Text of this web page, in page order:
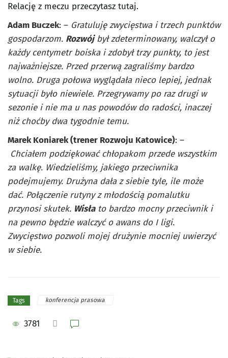
Relację z meczu przeczytasz tutaj.
Adam Buczek: – Gratuluję zwycięstwa i trzech punktów
gospodarzom. Rozwójbył zdeterminowany, walczył o
każdy centymetr boiska i zdobył trzy punkty, to jest
najważniejsze. Przed przerwą zagraliśmy bardzo
wolno. Druga połowa wyglądała nieco lepiej, jednak
sytuacji było niewiele. Przegrywamy po raz drugi w
sezonie i nie ma u nas powodów do radości, inaczej
niż choćby dwa tygodnie temu.
Marek Koniarek (trener Rozwoju Katowice): –
Chciałem podziękować chłopakom przede wszystkim
za walkę. Wiedzieliśmy, jakiego przeciwnika
podejmujemy. Drużyna dała z siebie tyle, ile może
dać. Połączenie rutyny z młodością pomalutku
przynosi skutek. Wisłato bardzo mocny przeciwnik i
na pewno będzie walczyć o awans do I ligi.
Zwycięstwo pozwoli mojej drużynie mocniej uwierzyć
w siebie.
Tags konferencja prasowa
3781